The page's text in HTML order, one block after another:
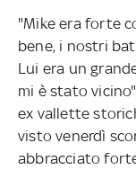
"Mike era forte
bene, i nostri
Lui era un
mi è stato
ex vallette
visto venerdì
abbracciato